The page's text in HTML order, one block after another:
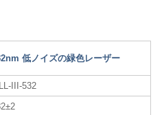
低ノイズの緑色レーザー
III-532